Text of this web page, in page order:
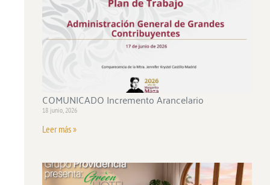
COMUNICADO Incremento Arancelario
18 junio, 2026
Leer más »